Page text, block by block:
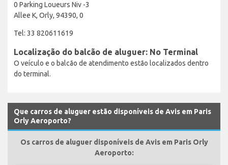
0 Parking Loueurs Niv -3
Allee K, Orly, 94390, 0
Tel: 33 820611619
Localização do balcão de aluguer: No Terminal
O veículo e o balcão de atendimento estão localizados dentro
do terminal.
Que carros de aluguer estão disponíveis de Avis em Paris
Orly Aeroporto?
Os carros de aluguer disponíveis de Avis em Paris Orly
Aeroporto: